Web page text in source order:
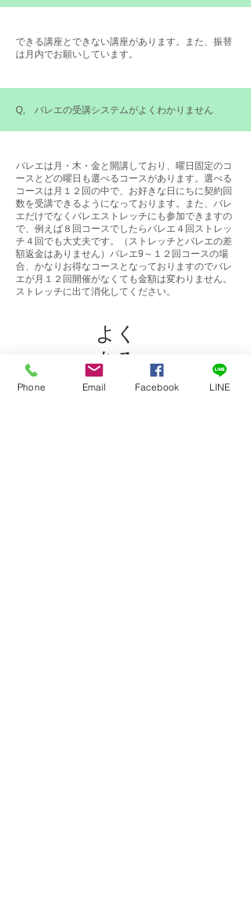
できる講座とできない講座があります。また、振替
は月内でお願いしています。
Q, バレエの受講システムがよくわかりません
バレエは月・木・金と開講しており、曜日固定のコ
ースとどの曜日も選べるコースがあります。選べる
コースは月１２回の中で、お好きな日にちに契約回
数を受講できるようになっております。また、バレ
エだけでなくバレエストレッチにも参加できますの
で、例えば８回コースでしたらバレエ４回ストレッ
チ４回でも大丈夫です。（ストレッチとバレエの差
額返金はありません）バレエ9～１２回コースの場
合、かなりお得なコースとなっておりますのでバレ
エが月１２回開催がなくても金額は変わりません。
ストレッチに出て消化してください。
よく
ある
質問
Phone Email Facebook LINE